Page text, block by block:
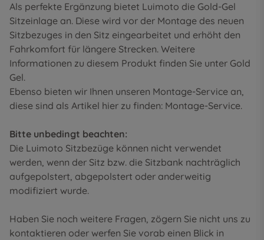
Als perfekte Ergänzung bietet Luimoto die Gold-Gel
Sitzeinlage an. Diese wird vor der Montage des neuen
Sitzbezuges in den Sitz eingearbeitet und erhöht den
Fahrkomfort für längere Strecken. Weitere
Informationen zu diesem Produkt finden Sie unter Gold
Gel.
Ebenso bieten wir Ihnen unseren Montage-Service an,
diese sind als Artikel hier zu finden: Montage-Service.
Bitte unbedingt beachten:
Die Luimoto Sitzbezüge können nicht verwendet
werden, wenn der Sitz bzw. die Sitzbank nachträglich
aufgepolstert, abgepolstert oder anderweitig
modifiziert wurde.
Haben Sie noch weitere Fragen, zögern Sie nicht uns zu
kontaktieren oder werfen Sie vorab einen Blick in